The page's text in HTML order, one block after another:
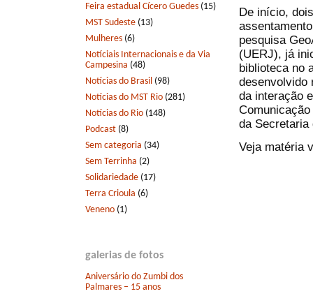
Feira estadual Cícero Guedes (15)
MST Sudeste (13)
Mulheres (6)
Notíciais Internacionais e da Via
Campesina (48)
Notícias do Brasil (98)
Notícias do MST Rio (281)
Notícias do Rio (148)
Podcast (8)
Sem categoria (34)
Sem Terrinha (2)
Solidariedade (17)
Terra Crioula (6)
Veneno (1)
galerias de fotos
Aniversário do Zumbi dos
Palmares – 15 anos
De início,
pesquisa
(UERJ), já
biblioteca no
desenvolvido
da interação
da Secretaria
Veja matéria